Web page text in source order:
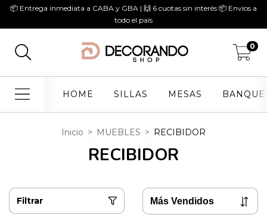
📦 Entrega inmediata a CABA y GBA | 🙌 6 cuotas sin interés 📦 Envíos a
todo el país
0
HOME SILLAS MESAS
Inicio > MUEBLES > RECIBIDOR
RECIBIDOR
Filtrar